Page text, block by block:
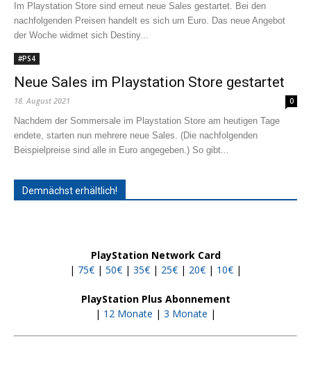
Im Playstation Store sind erneut neue Sales gestartet. Bei den
nachfolgenden Preisen handelt es sich um Euro. Das neue Angebot
der Woche widmet sich Destiny...
#PS4
Neue Sales im Playstation Store gestartet
18. August 2021 0
Nachdem der Sommersale im Playstation Store am heutigen Tage
endete, starten nun mehrere neue Sales. (Die nachfolgenden
Beispielpreise sind alle in Euro angegeben.) So gibt...
Demnächst erhältlich!
PlayStation Network Card
| 75€ | 50€ | 35€ | 25€ | 20€ | 10€ |
PlayStation Plus Abonnement
| 12 Monate | 3 Monate |